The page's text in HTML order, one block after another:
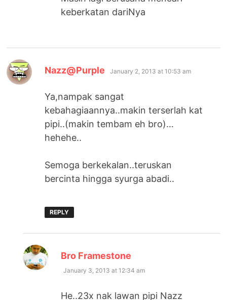
keberkatan dariNya
Nazz@Purple says:
January 2, 2013 at 10:53 am
Ya,nampak sangat
kebahagiaannya..makin terserlah kat
pipi..(makin tembam eh bro)…
hehehe..
Semoga berkekalan..teruskan
bercinta hingga syurga abadi..
REPLY
Bro Framestone
January 3, 2013 at 12:34 am
He..23x nak lawan pipi Nazz